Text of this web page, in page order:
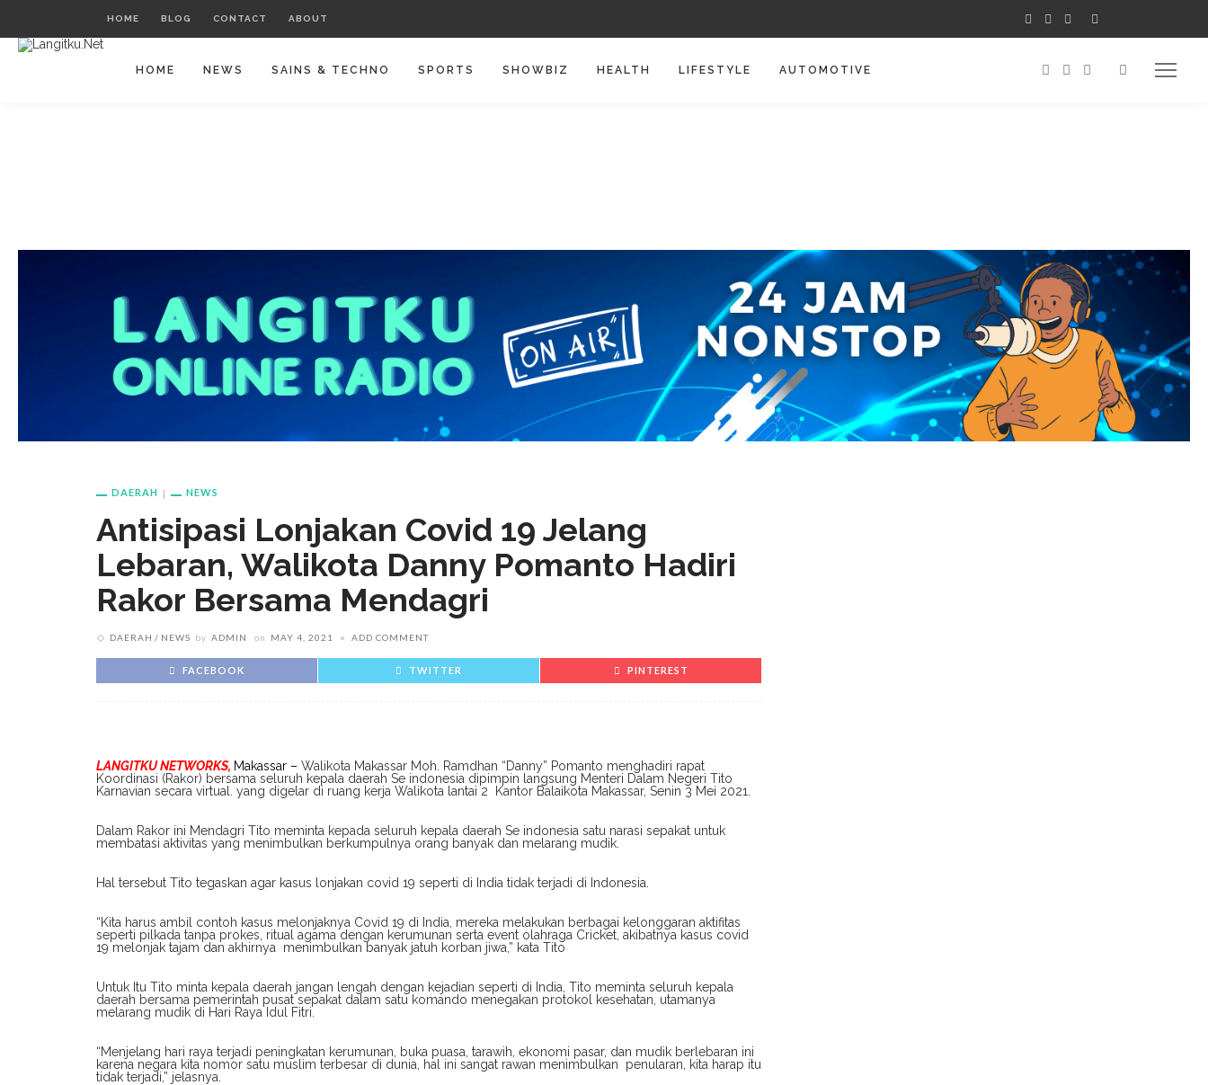
HOME BLOG CONTACT ABOUT
HOME NEWS SAINS & TECHNO SPORTS SHOWBIZ HEALTH LIFESTYLE AUTOMOTIVE
DAERAH NEWS
Antisipasi Lonjakan Covid 19 Jelang
Lebaran, Walikota Danny Pomanto Hadiri
Rakor Bersama Mendagri
DAERAH NEWS by ADMIN on MAY 4, 2021 ADD COMMENT
FACEBOOK TWITTER PINTEREST
LANGITKU NETWORKS, Makassar – Walikota Makassar Moh. Ramdhan “Danny” Pomanto menghadiri rapat
Koordinasi (Rakor) bersama seluruh kepala daerah Se indonesia dipimpin langsung Menteri Dalam Negeri Tito
Karnavian secara virtual. yang digelar di ruang kerja Walikota lantai 2 Kantor Balaikota Makassar, Senin 3 Mei 2021.
Dalam Rakor ini Mendagri Tito meminta kepada seluruh kepala daerah Se indonesia satu narasi sepakat untuk
membatasi aktivitas yang menimbulkan berkumpulnya orang banyak dan melarang mudik.
Hal tersebut Tito tegaskan agar kasus lonjakan covid 19 seperti di India tidak terjadi di Indonesia.
“Kita harus ambil contoh kasus melonjaknya Covid 19 di India, mereka melakukan berbagai kelonggaran aktifitas
seperti pilkada tanpa prokes, ritual agama dengan kerumunan serta event olahraga Cricket, akibatnya kasus covid
19 melonjak tajam dan akhirnya menimbulkan banyak jatuh korban jiwa,” kata Tito
Untuk Itu Tito minta kepala daerah jangan lengah dengan kejadian seperti di India, Tito meminta seluruh kepala
daerah bersama pemerintah pusat sepakat dalam satu komando menegakan protokol kesehatan, utamanya
melarang mudik di Hari Raya Idul Fitri.
“Menjelang hari raya terjadi peningkatan kerumunan, buka puasa, tarawih, ekonomi pasar, dan mudik berlebaran ini
karena negara kita nomor satu muslim terbesar di dunia, hal ini sangat rawan menimbulkan penularan, kita harap itu
tidak terjadi,” jelasnya.